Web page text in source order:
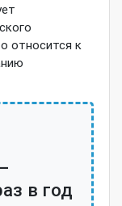
относится к
в год